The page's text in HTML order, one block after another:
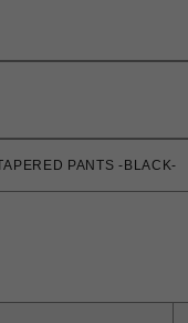
PANTS -BLACK-